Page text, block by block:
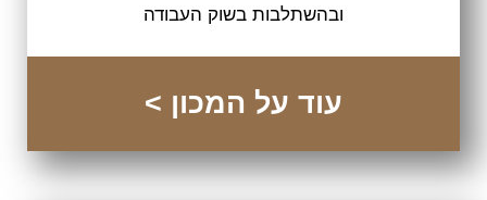
ובהשתלבות בשוק העבודה
עוד על המכון >